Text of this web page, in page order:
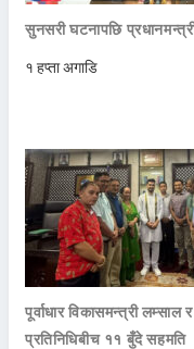
सुनसरी घटनापछि
१ हप्ता अगाडि
पूर्वाधार विकासमन्त्री लम्साल
प्रतिनिधिबीच ११ बुँदे सहमति